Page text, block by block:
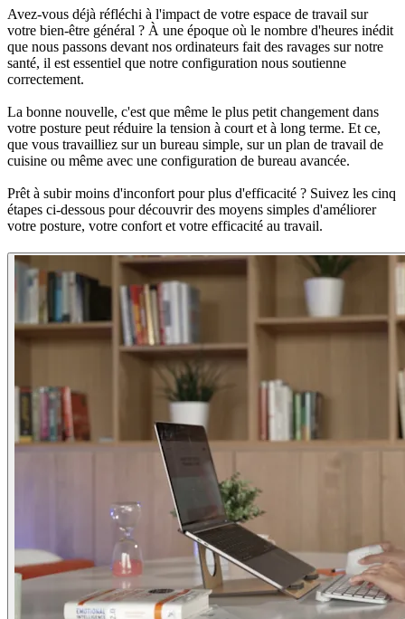
Avez-vous déjà réfléchi à l'impact de votre espace de travail sur
votre bien-être général ? À une époque où le nombre d'heures inédit
que nous passons devant nos ordinateurs fait des ravages sur notre
santé, il est essentiel que notre configuration nous soutienne
correctement.
La bonne nouvelle, c'est que même le plus petit changement dans
votre posture peut réduire la tension à court et à long terme. Et ce,
que vous travailliez sur un bureau simple, sur un plan de travail de
cuisine ou même avec une configuration de bureau avancée.
Prêt à subir moins d'inconfort pour plus d'efficacité ? Suivez les cinq
étapes ci-dessous pour découvrir des moyens simples d'améliorer
votre posture, votre confort et votre efficacité au travail.